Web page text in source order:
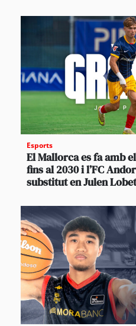
Esports
El Mallorca es fa amb
fins al 2030 i l’FC
substitut en Julen